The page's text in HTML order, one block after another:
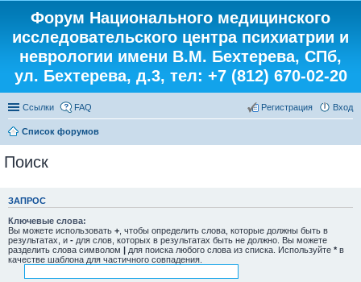
Форум Национального медицинского
исследовательского центра психиатрии и
неврологии имени В.М. Бехтерева, СПб,
ул. Бехтерева, д.3, тел: +7 (812) 670-02-20
Ссылки FAQ Вход
Регистрация
Список форумов
Поиск
ЗАПРОС
Ключевые слова:
Вы можете использовать + , чтобы определить слова, которые должны быть в
результатах, и - для слов, которых в результатах быть не должно. Вы можете
разделить слова символом | для поиска любого слова из списка. Используйте * в
качестве шаблона для частичного совпадения.